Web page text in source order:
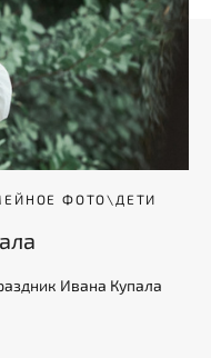
ФОТО\ДЕТИ
Ивана Купала